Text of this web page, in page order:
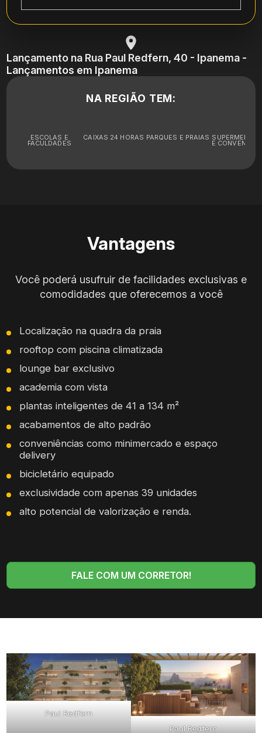
Lançamento na Rua Paul Redfern, 40 - Ipanema -
Lançamentos em Ipanema
NA REGIÃO TEM:
ESCOLAS E
FACULDADES
CAIXAS 24 HORAS PARQUES E PRAIAS
E
Vantagens
Você poderá usufruir de facilidades exclusivas e
comodidades que oferecemos a você
Localização na quadra da praia
rooftop com piscina climatizada
lounge bar exclusivo
academia com vista
plantas inteligentes de 41 a 134 m²
acabamentos de alto padrão
conveniências como minimercado e espaço
delivery
bicicletário equipado
exclusividade com apenas 39 unidades
alto potencial de valorização e renda.
FALE COM UM CORRETOR!
Paul Redfern
Paul Redfern